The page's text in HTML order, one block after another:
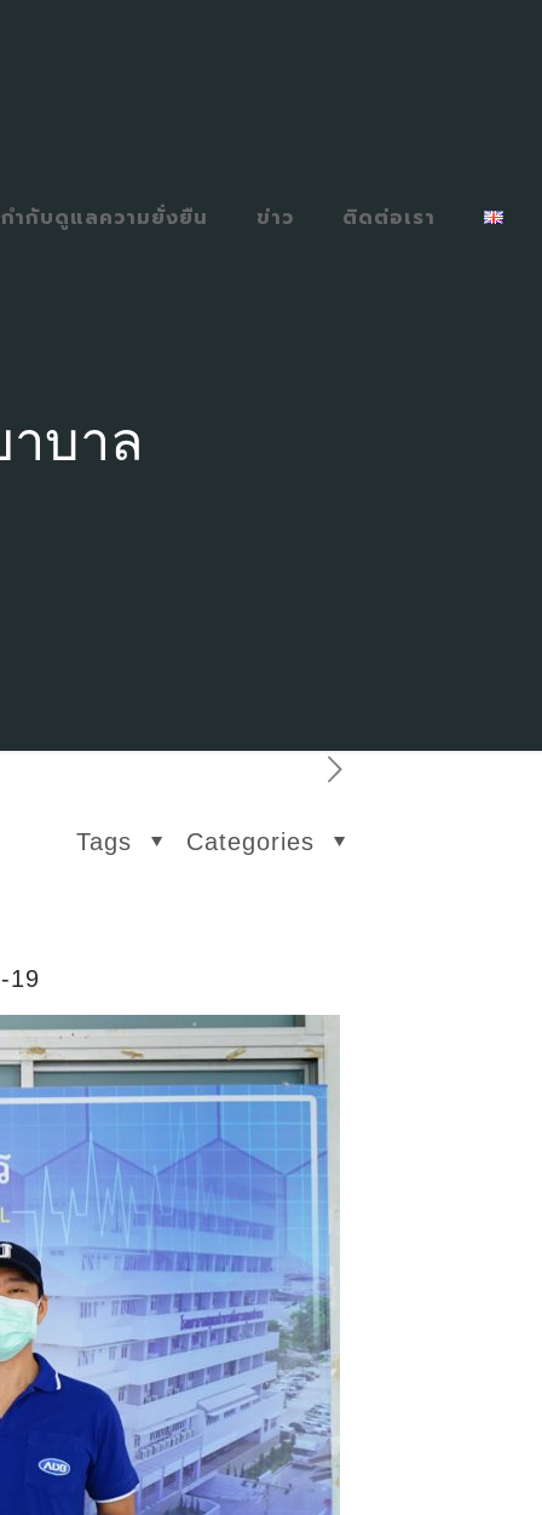
ำกับดูแลความยั่งยืน ข่าว ติดต่อเรา
บาล
Categories
Tags
19